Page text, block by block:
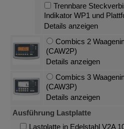
Trennbare
Indikator WP1 und
Details anzeigen
Combics 2
(CAW2P)
Details anzeigen
Combics 3
(CAW3P)
Details anzeigen
Ausführung Lastplatte
Lastplatte in Edelstahl V2A